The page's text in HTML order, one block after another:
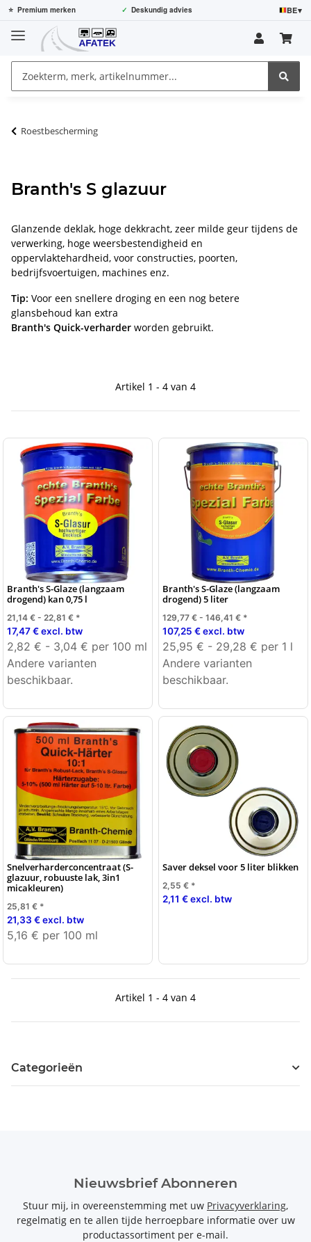
⭐ Premium merken ✓ Deskundig advies BE▾
Roestbescherming
Branth's S glazuur
Glanzende deklak, hoge dekkracht, zeer milde geur tijdens de
verwerking, hoge weersbestendigheid en
oppervlaktehardheid, voor constructies, poorten,
bedrijfsvoertuigen, machines enz.
Tip: Voor een snellere droging en een nog betere
glansbehoud kan extra
Branth's Quick-verharder worden gebruikt.
Artikel 1 - 4 van 4
Branth's S-Glaze (langzaam
drogend) kan 0,75 l
21,14 € - 22,81 € *
17,47 € excl. btw
2,82 € - 3,04 € per 100 ml
Andere varianten
beschikbaar.
Branth's S-Glaze (langzaam
drogend) 5 liter
129,77 € - 146,41 € *
107,25 € excl. btw
25,95 € - 29,28 € per 1 l
Andere varianten
beschikbaar.
Snelverharderconcentraat (S-
glazuur, robuuste lak, 3in1
micakleuren)
25,81 € *
21,33 € excl. btw
5,16 € per 100 ml
Saver deksel voor 5 liter blikken
2,55 € *
2,11 € excl. btw
Artikel 1 - 4 van 4
Categorieën
Nieuwsbrief Abonneren
Stuur mij, in overeenstemming met uw Privacyverklaring,
regelmatig en te allen tijde herroepbare informatie over uw
productassortiment per e-mail.